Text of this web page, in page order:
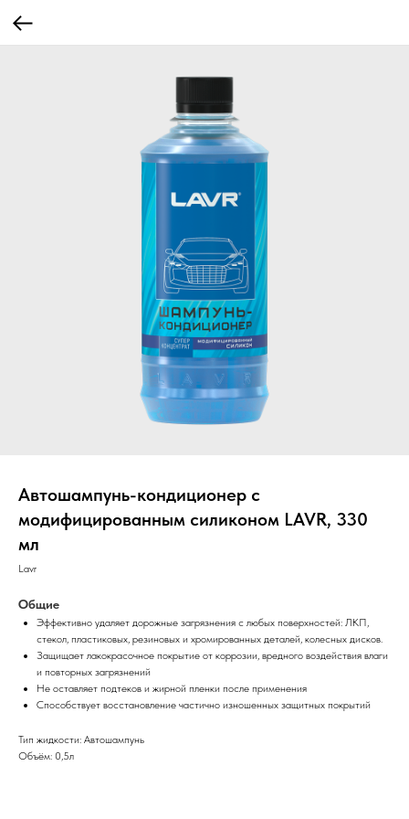
Автошампунь-кондиционер с
модифицированным силиконом LAVR, 330
мл
Lavr
Общие
Эффективно удаляет дорожные загрязнения с любых поверхностей: ЛКП,
стекол, пластиковых, резиновых и хромированных деталей, колесных дисков.
Защищает лакокрасочное покрытие от коррозии, вредного воздействия влаги
и повторных загрязнений
Не оставляет подтеков и жирной пленки после применения
Способствует восстановление частично изношенных защитных покрытий
Тип жидкости: Автошампунь
Объём: 0,5л